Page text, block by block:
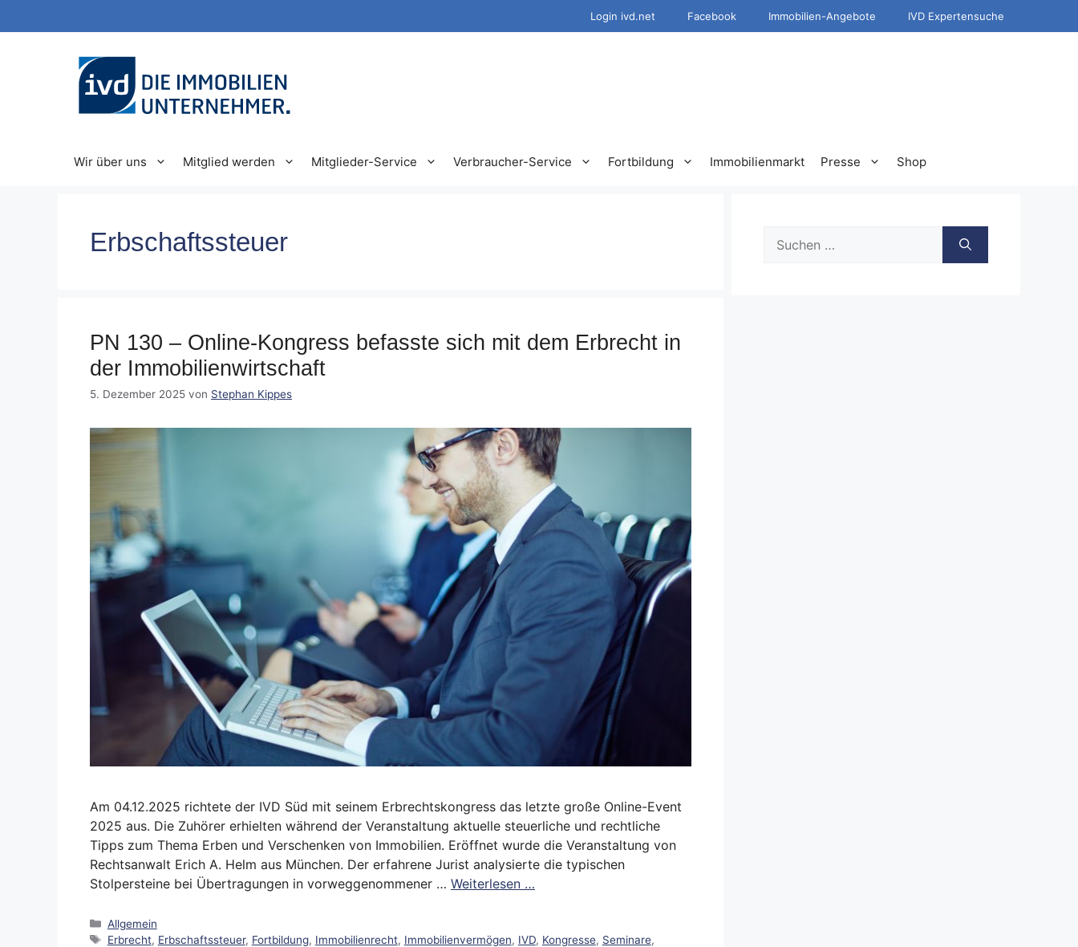
Inhalt
Login ivd.net Facebook Immobilien-Angebote IVD Expertensuche
Wir über uns Mitglied werden Mitglieder-Service Verbraucher-Service Fortbildung Immobilienmarkt Presse Shop
Erbschaftssteuer
PN 130 – Online-Kongress befasste sich mit dem Erbrecht in
der Immobilienwirtschaft
5. Dezember 2025 von Stephan Kippes
Am 04.12.2025 richtete der IVD Süd mit seinem Erbrechtskongress das letzte große Online-Event
2025 aus. Die Zuhörer erhielten während der Veranstaltung aktuelle steuerliche und rechtliche
Tipps zum Thema Erben und Verschenken von Immobilien. Eröffnet wurde die Veranstaltung von
Rechtsanwalt Erich A. Helm aus München. Der erfahrene Jurist analysierte die typischen
Stolpersteine bei Übertragungen in vorweggenommener … Weiterlesen …
Kategorien
Allgemein
Schlagwörter
Erbrecht, Erbschaftssteuer, Fortbildung, Immobilienrecht, Immobilienvermögen, IVD, Kongresse, Seminare,
nach: